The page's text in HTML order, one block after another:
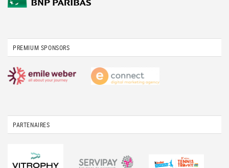
PREMIUM SPONSORS
PARTENAIRES